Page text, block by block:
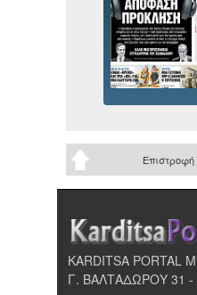
KARDITSA PORTAL
Γ. ΒΑΛΤΑΔΩΡΟΥ 31 -